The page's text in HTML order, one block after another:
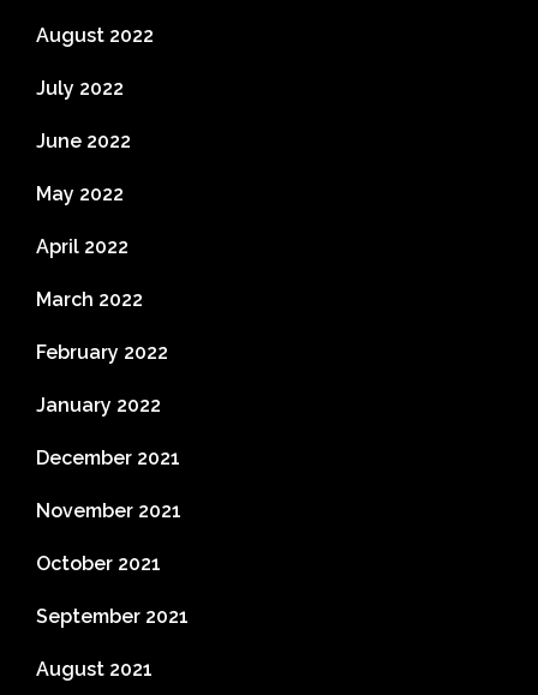
August 2022
July 2022
June 2022
May 2022
April 2022
March 2022
February 2022
January 2022
December 2021
November 2021
October 2021
September 2021
August 2021